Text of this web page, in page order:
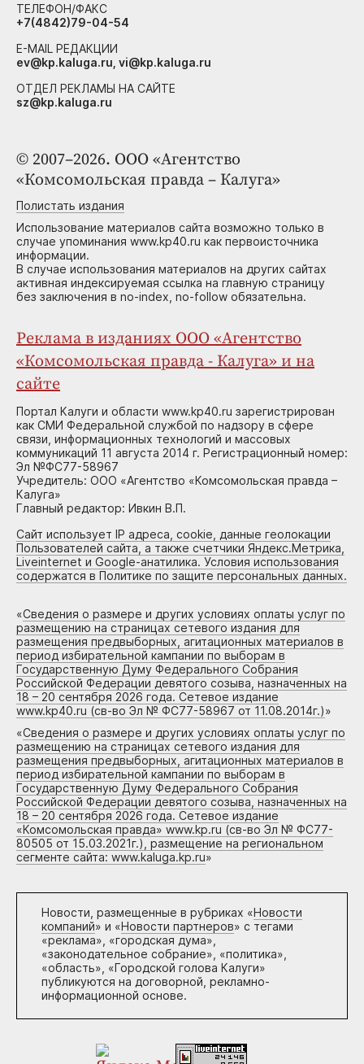
© 2007–2026. ООО «Агентство
«Комсомольская правда – Калуга»
Полистать издания
Использование материалов сайта возможно только в
случае упоминания www.kp40.ru как первоисточника
информации.
В случае использования материалов на других сайтах
активная индексируемая ссылка на главную страницу
без заключения в no-index, no-follow обязательна.
Реклама в изданиях ООО «Агентство
«Комсомольская правда - Калуга» и на
сайте
Портал Калуги и области www.kp40.ru зарегистрирован
как СМИ Федеральной службой по надзору в сфере
связи, информационных технологий и массовых
коммуникаций 11 августа 2014 г. Регистрационный номер:
Эл №ФС77-58967
Учредитель: ООО «Агентство «Комсомольская правда –
Калуга»
Главный редактор: Ивкин В.П.
Сайт использует IP адреса, cookie, данные геолокации
Пользователей сайта, а также счетчики Яндекс.Метрика,
Liveinternet и Google-анатилика. Условия использования
содержатся в Политике по защите персональных данных.
«Сведения о размере и других условиях оплаты услуг по
размещению на страницах сетевого издания для
размещения предвыборных, агитационных материалов в
период избирательной кампании по выборам в
Государственную Думу Федерального Собрания
Российской Федерации девятого созыва, назначенных на
18 – 20 сентября 2026 года. Сетевое издание
www.kp40.ru (св-во Эл № ФС77-58967 от 11.08.2014г.)»
«Сведения о размере и других условиях оплаты услуг по
размещению на страницах сетевого издания для
размещения предвыборных, агитационных материалов в
период избирательной кампании по выборам в
Государственную Думу Федерального Собрания
Российской Федерации девятого созыва, назначенных на
18 – 20 сентября 2026 года. Сетевое издание
«Комсомольская правда» www.kp.ru (св-во Эл № ФС77-
80505 от 15.03.2021г.), размещение на региональном
сегменте сайта: www.kaluga.kp.ru»
Новости, размещенные в рубриках «Новости
компаний» и «Новости партнеров» с тегами
«реклама», «городская дума»,
«законодательное собрание», «политика»,
«область», «Городской голова Калуги»
публикуются на договорной, рекламно-
информационной основе.
ТЕЛЕФОН/ФАКС
+7(4842)79-04-54
E-MAIL РЕДАКЦИИ
ev@kp.kaluga.ru, vi@kp.kaluga.ru
ОТДЕЛ РЕКЛАМЫ НА САЙТЕ
sz@kp.kaluga.ru